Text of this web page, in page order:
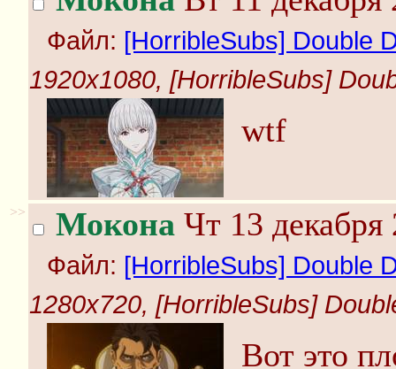
Файл: [HorribleSubs] Double
1920x1080, [HorribleSubs]
wtf
>> Мокона Чт 13
Файл: [HorribleSubs] Double
1280x720, [HorribleSubs]
Вот это